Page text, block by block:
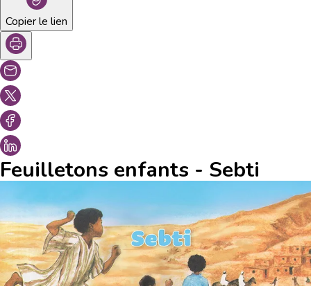
Copier le lien
Feuilletons enfants - Sebti